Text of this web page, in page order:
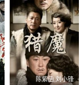
陈紫函,刘小锋